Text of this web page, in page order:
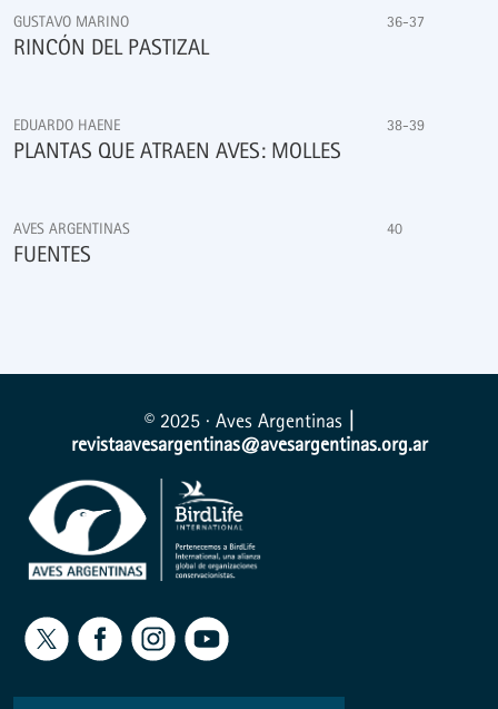
GUSTAVO MARINO 36-37
RINCÓN DEL PASTIZAL
EDUARDO HAENE 38-39
PLANTAS QUE ATRAEN AVES: MOLLES
AVES ARGENTINAS 40
FUENTES
© 2025 · Aves Argentinas
revistaavesargentinas@avesargentinas.org.ar